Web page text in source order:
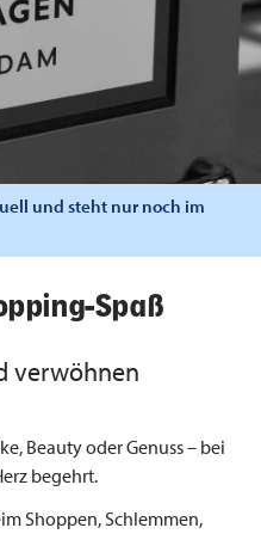
und steht nur noch im
Spaß
verwöhnen
Beauty oder Genuss – bei
begehrt.
Shoppen, Schlemmen,